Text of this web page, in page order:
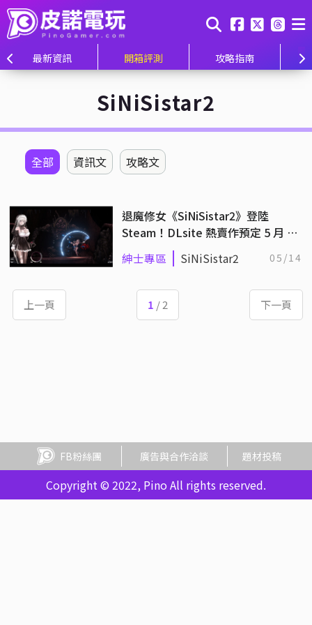
最新資訊 開箱評測 攻略指南
SiNiSistar2
全部 資訊文 攻略文
退魔修女《SiNiSistar2》登陸
Steam！DLsite 熱賣作預定 5 月 16
日正式發售
紳士專區 SiNiSistar2 05/14
上一頁 1 / 2 下一頁
FB粉絲團 廣告與合作洽談 題材投稿
Copyright © 2022, Pino All rights reserved.